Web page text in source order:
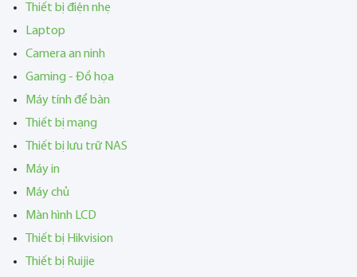
Thiết bị điện nhẹ
Laptop
Camera an ninh
Gaming - Đồ họa
Máy tính để bàn
Thiết bị mạng
Thiết bị lưu trữ NAS
Máy in
Máy chủ
Màn hình LCD
Thiết bị Hikvision
Thiết bị Ruijie